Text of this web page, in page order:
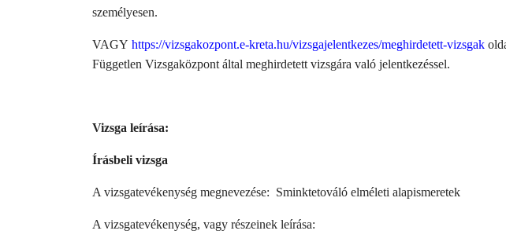
személyesen.
VAGY https://vizsgakozpont.e-kreta.hu/vizsgajelentkezes/meghirdetett-vizsgak
Független Vizsgaközpont által meghirdetett vizsgára való jelentkezéssel.
Vizsga leírása:
Írásbeli vizsga
A vizsgatevékenység megnevezése: Sminktetováló elméleti alapismeretek
A vizsgatevékenység, vagy részeinek leírása: